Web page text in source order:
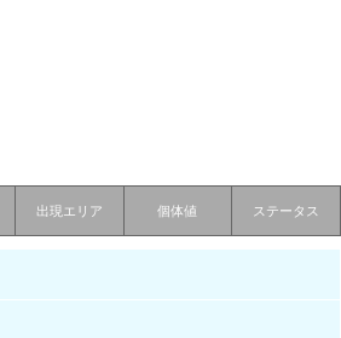
出現エリア 個体値 ステータス